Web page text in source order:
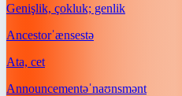
Genişlik, çokluk; genlik
Ancestorˈænsestə
Ata, cet
Announcementəˈnaʊnsmənt